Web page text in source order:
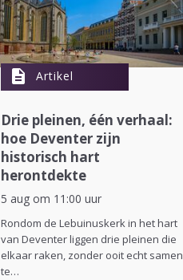
description Artikel
Drie pleinen, één verhaal:
hoe Deventer zijn
historisch hart
herontdekte
5 aug om 11:00 uur
Rondom de Lebuinuskerk in het hart
van Deventer liggen drie pleinen die
elkaar raken, zonder ooit echt samen
te…